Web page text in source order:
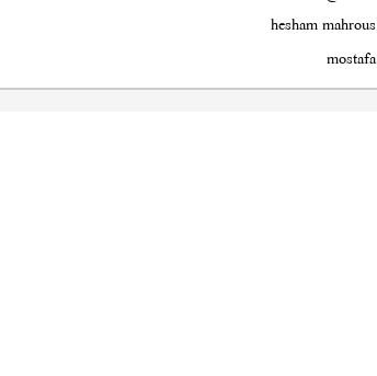
hesham mahrous
mostafa